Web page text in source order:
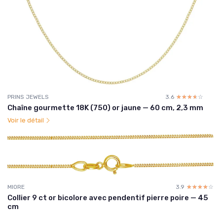
PRINS JEWELS 3.6 ☆☆☆☆☆
★★★★★
Chaîne gourmette 18K (750) or jaune — 60 cm, 2,3 mm
Voir le détail
MIORE 3.9 ☆☆☆☆☆
★★★★★
Collier 9 ct or bicolore avec pendentif pierre poire — 45
cm